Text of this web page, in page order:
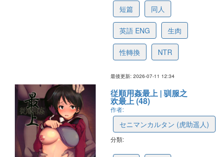
短篇 同人
英語 ENG 生肉
性轉換 NTR
最後更新: 2026-07-11 12:34
従順用姦最上 | 驯服之
欢最上 (48)
作者:
セニマンカルタン (虎助遥人)
分類: